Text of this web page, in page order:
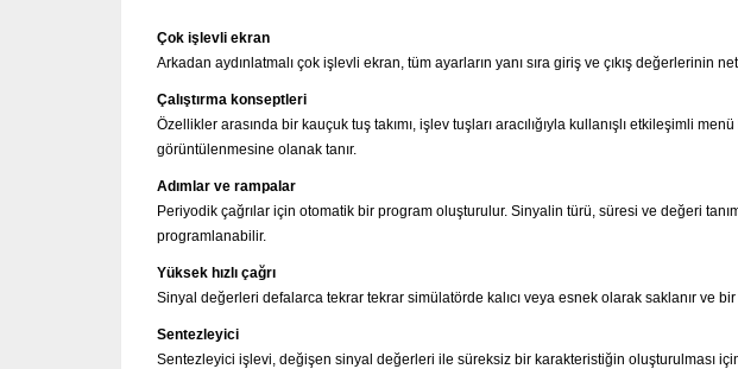
Çok işlevli ekran
Arkadan aydınlatmalı çok işlevli ekran, tüm ayarların yanı sıra giriş ve çıkış değerlerinin
Çalıştırma konseptleri
Özellikler arasında bir kauçuk tuş takımı, işlev tuşları aracılığıyla kullanışlı etkileşimli
görüntülenmesine olanak tanır.
Adımlar ve rampalar
Periyodik çağrılar için otomatik bir program oluşturulur. Sinyalin türü, süresi ve değeri
programlanabilir.
Yüksek hızlı çağrı
Sinyal değerleri defalarca tekrar tekrar simülatörde kalıcı veya esnek olarak saklanır ve
Sentezleyici
Sentezleyici işlevi, değişen sinyal değerleri ile süreksiz bir karakteristiğin oluşturulması